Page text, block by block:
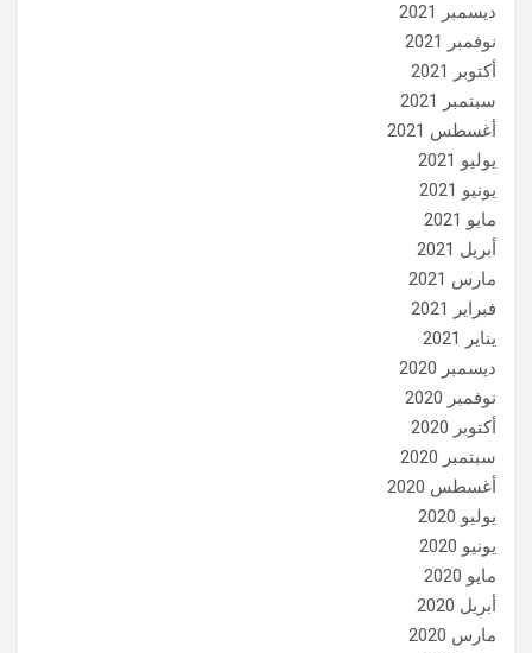
ديسمبر 2021
نوفمبر 2021
أكتوبر 2021
سبتمبر 2021
أغسطس 2021
يوليو 2021
يونيو 2021
مايو 2021
أبريل 2021
مارس 2021
فبراير 2021
يناير 2021
ديسمبر 2020
نوفمبر 2020
أكتوبر 2020
سبتمبر 2020
أغسطس 2020
يوليو 2020
يونيو 2020
مايو 2020
أبريل 2020
مارس 2020